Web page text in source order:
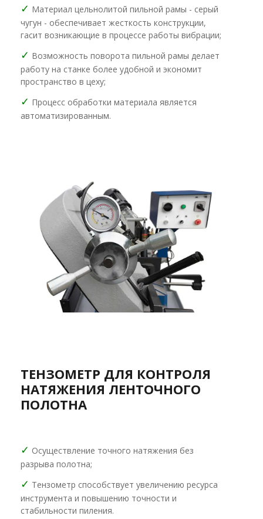
✓ Материал цельнолитой пильной рамы - серый
чугун - обеспечивает жесткость конструкции,
гасит возникающие в процессе работы вибрации;
✓ Возможность поворота пильной рамы делает
работу на станке более удобной и экономит
пространство в цеху;
✓ Процесс обработки материала является
автоматизированным.
ТЕНЗОМЕТР ДЛЯ КОНТРОЛЯ
НАТЯЖЕНИЯ ЛЕНТОЧНОГО
ПОЛОТНА
✓ Осуществление точного натяжения без
разрыва полотна;
✓ Тензометр способствует увеличению ресурса
инструмента и повышению точности и
стабильности пиления.